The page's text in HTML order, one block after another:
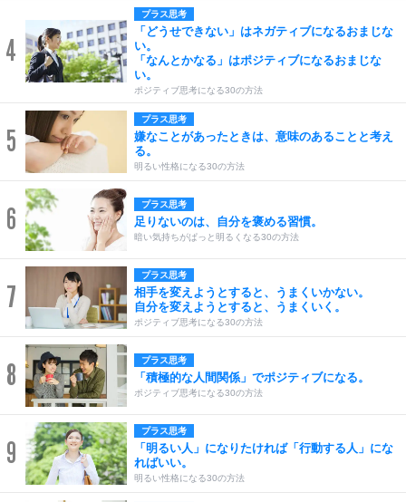
4
プラス思考
「どうせできない」はネガティブになるおまじな
い。
「なんとかなる」はポジティブになるおまじな
い。
ポジティブ思考になる30の方法
5
プラス思考
嫌なことがあったときは、意味のあることと考え
る。
明るい性格になる30の方法
6 プラス思考
足りないのは、自分を褒める習慣。
暗い気持ちがぱっと明るくなる30の方法
7
プラス思考
相手を変えようとすると、うまくいかない。
自分を変えようとすると、うまくいく。
ポジティブ思考になる30の方法
8 プラス思考
「積極的な人間関係」でポジティブになる。
ポジティブ思考になる30の方法
9
プラス思考
「明るい人」になりたければ「行動する人」にな
ればいい。
明るい性格になる30の方法